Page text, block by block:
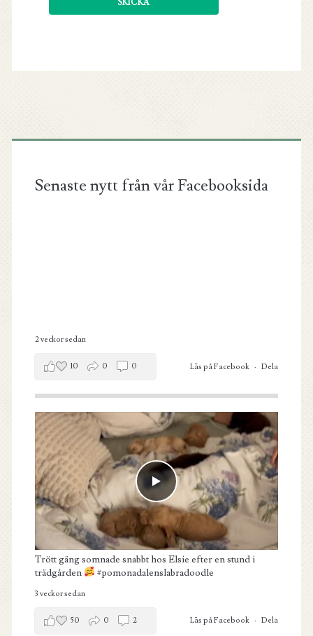
Senaste nytt från vår Facebooksida
2 veckor sedan
Läs på Facebook · Dela
10 0 0
Trött gäng somnade snabbt hos Elsie efter en stund i
trädgården
#pomonadalenslabradoodle
3 veckor sedan
Läs på Facebook · Dela
50 0 2